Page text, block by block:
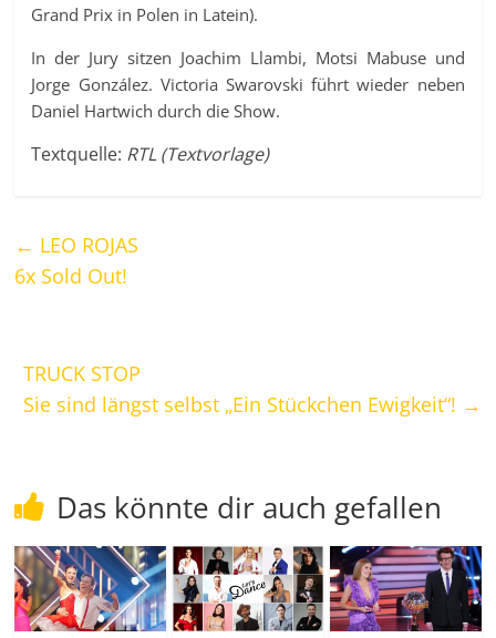
Grand Prix in Polen in Latein).
In der Jury sitzen Joachim Llambi, Motsi Mabuse und
Jorge González. Victoria Swarovski führt wieder neben
Daniel Hartwich durch die Show.
Textquelle: RTL (Textvorlage)
← LEO ROJAS
6x Sold Out!
TRUCK STOP
Sie sind längst selbst „Ein Stückchen Ewigkeit“! →
Das könnte dir auch gefallen